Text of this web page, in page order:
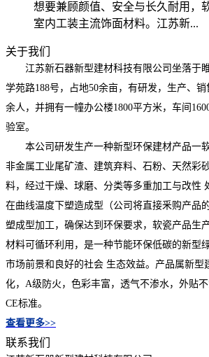
想要兼顾颜值、安全与长久耐用，
室内工装主流饰面材料。江苏新...
关于我们
江苏新石器新型建材科技有限公司坐落于
学苑路188号，占地50余亩，有研发，生产、
余人，并拥有一幢办公楼1800平方米，车间
验室。
本公司研发生产一种新型环保建材产品一
非金属工业尾矿渣、建筑弃料、石粉、天然彩
料，经过干燥、球磨、分类等多重加工与改性
在曲线温度下塑造成型（公司将直接釆购产品
塑成型加工，确保达到环保要求，软瓷产品生
材料可循环利用，是一种节能环保低碳的新型
市场前景和良好的社会 生态效益。产品属新型
化，A级防火，色彩丰富，透气不渗水，外贴
CE标准。
查看更多>>
联系我们